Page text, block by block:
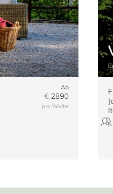
Ab
€2890
pro Woche